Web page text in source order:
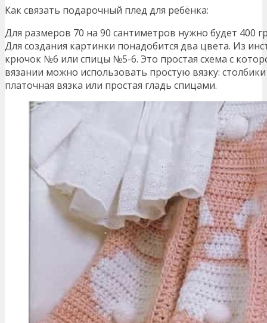
Как связать подарочный плед для ребёнка:
Для размеров 70 на 90 сантиметров нужно будет 400
Для создания картинки понадобится два цвета. Из
крючок №6 или спицы №5-6. Это простая схема с
вязании можно использовать простую вязку:
платочная вязка или простая гладь спицами.